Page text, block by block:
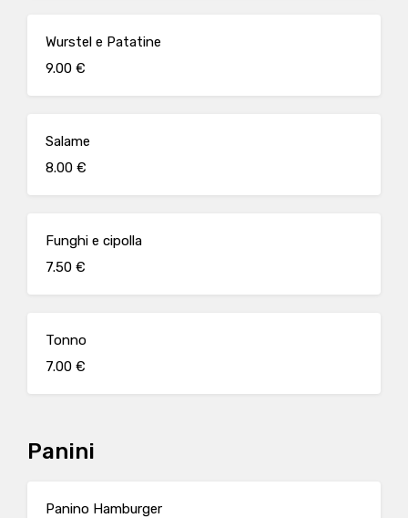
Wurstel e Patatine
9.00 €
Salame
8.00 €
Funghi e cipolla
7.50 €
Tonno
7.00 €
Panini
Panino Hamburger